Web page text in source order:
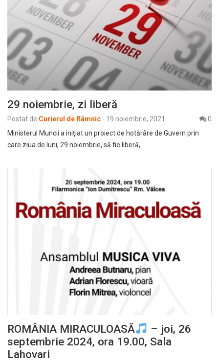
29 noiembrie, zi liberă
Postat de Curierul de Râmnic - 19 noiembrie, 2021
0
Ministerul Muncii a iniţiat un proiect de hotărâre de Guvern prin
care ziua de luni, 29 noiembrie, să fie liberă,…
ROMÂNIA MIRACULOASĂ
– joi, 26
septembrie 2024, ora 19.00, Sala
Lahovari